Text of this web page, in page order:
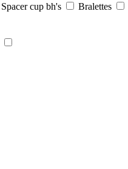
Spacer cup bh's Bralettes